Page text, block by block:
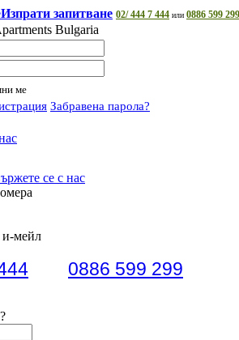
Изпрати запитване 02/ 444 7 444 или 0886 599 299
Bulgaria
ме
Забравена парола?
се с нас
и-мейл
0886 599 299